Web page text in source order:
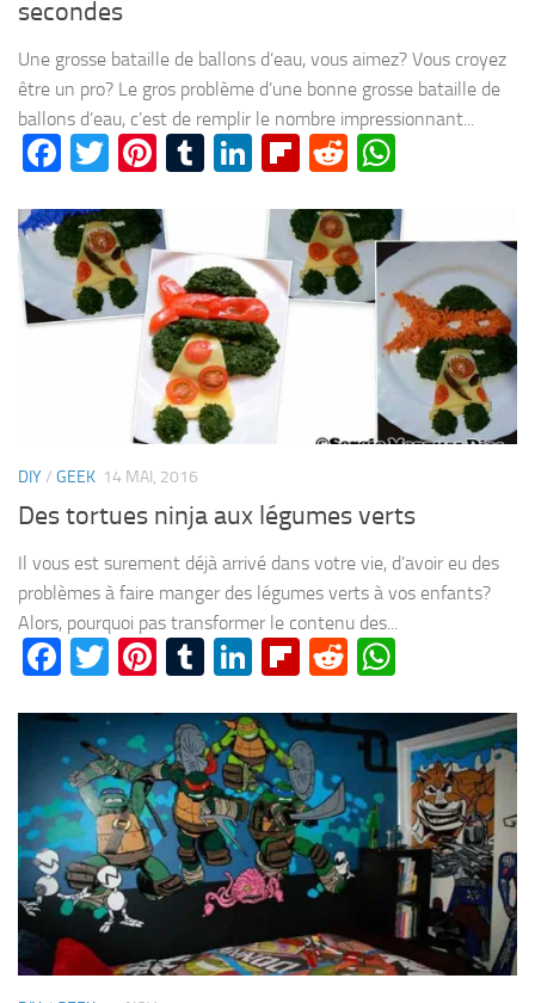
secondes
Une grosse bataille de ballons d’eau, vous aimez? Vous croyez
être un pro? Le gros problème d’une bonne grosse bataille de
ballons d’eau, c’est de remplir le nombre impressionnant...
Facebook
Twitter
Pinterest
Tumblr
LinkedIn
Flipboard
Reddit
DIY/ GEEK 14 MAI, 2016
Des tortues ninja aux légumes verts
Il vous est surement déjà arrivé dans votre vie, d’avoir eu des
problèmes à faire manger des légumes verts à vos enfants?
Alors, pourquoi pas transformer le contenu des...
Facebook
Twitter
Pinterest
Tumblr
LinkedIn
Flipboard
Reddit